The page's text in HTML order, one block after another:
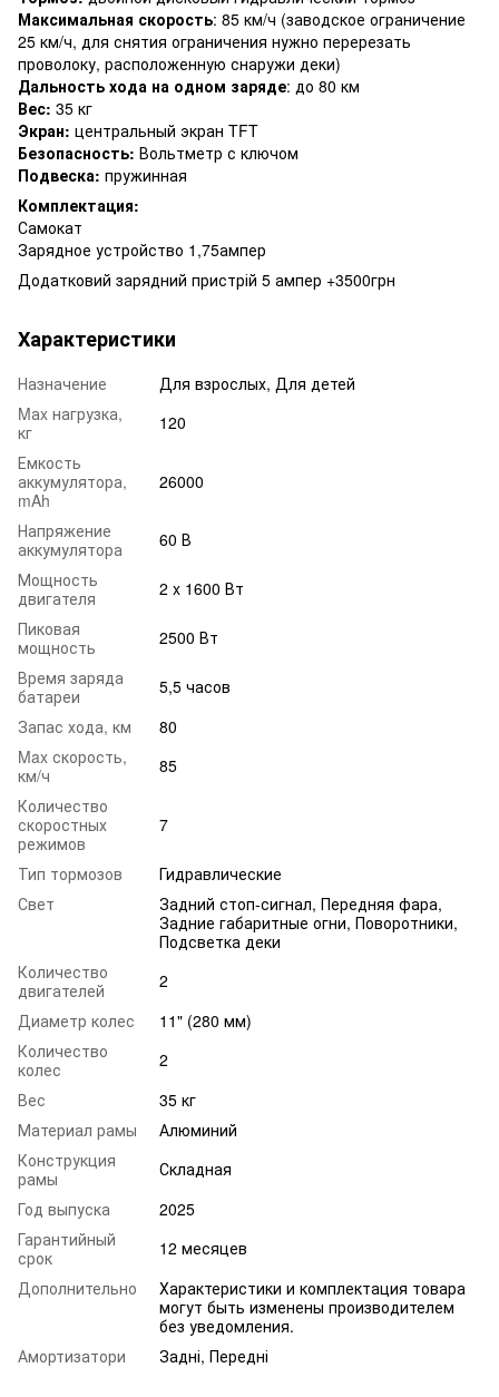
Максимальная скорость: 85 км/ч (заводское ограничение
25 км/ч, для снятия ограничения нужно перерезать
проволоку, расположенную снаружи деки)
Дальность хода на одном заряде: до 80 км
Вес: 35 кг
Экран: центральный экран TFT
Безопасность: Вольтметр с ключом
Подвеска: пружинная
Комплектация:
Самокат
Зарядное устройство 1,75ампер
Додатковий зарядний пристрій 5 ампер +3500грн
Характеристики
Назначение
Для взрослых, Для детей
Mаx нагрузка,
кг
120
Емкость
аккумулятора,
mAh
26000
Напряжение
аккумулятора
60 В
Мощность
двигателя
2 x 1600 Вт
Пиковая
мощность
2500 Вт
Время заряда
батареи
5,5 часов
Запас хода, км
80
Max скорость,
км/ч
85
Количество
скоростных
режимов
7
Тип тормозов
Гидравлические
Свет
Задний стоп-сигнал, Передняя фара,
Задние габаритные огни, Поворотники,
Подсветка деки
Количество
двигателей
2
Диаметр колес
11" (280 мм)
Количество
колес
2
Вес
35 кг
Материал рамы
Алюминий
Конструкция
рамы
Складная
Год выпуска
2025
Гарантийный
срок
12 месяцев
Дополнительно
Характеристики и комплектация товара
могут быть изменены производителем
без уведомления.
Амортизатори
Задні, Передні